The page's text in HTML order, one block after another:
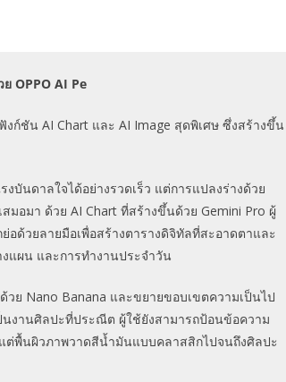
OPPO AI Pe
งก์ชัน AI Chart และ AI Image สุดพิเศษ ซึ่งสร้างขึ้น
บันดาลใจได้อย่างรวดเร็ว แต่การแปลงร่างด้วย
มอมา ด้วย AI Chart ที่สร้างขึ้นด้วย Gemini Pro ผู้
ด้วยลายมือเพื่อสร้างตารางดิจิทัลที่สะอาดตาและ
แผน และการทำงานประจำวัน
ย Nano Banana และขยายขอบเขตความเป็นไป
นงานศิลปะที่ประณีต ผู้ใช้ยังสามารถป้อนข้อความ
ต่พื้นผิวภาพวาดสีน้ำมันแบบคลาสสิกไปจนถึงศิลปะ